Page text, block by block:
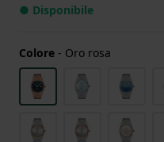
● Disponibile
Colore - Oro rosa